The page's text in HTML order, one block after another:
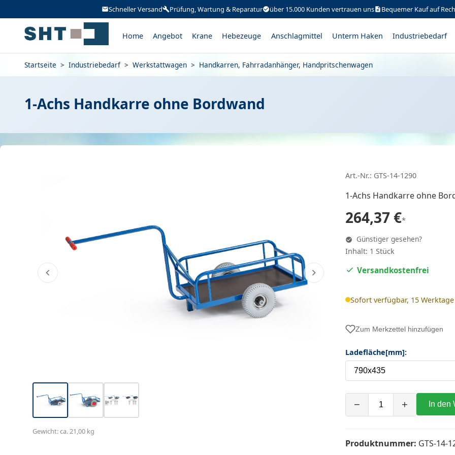
Schneller Versand Prüfung, Wartung & Reparatur über 15.000 Kunden vertrauen uns Bequemer Kauf auf
Home Angebot Krane Hebezeuge Anschlagmittel Unterm Haken Industriebedarf
Startseite > Industriebedarf > Werkstattwagen > Handkarren, Fahrradanhänger, Handpritschenwagen
1-Achs Handkarre ohne Bordwand
Gewicht: ca. 21,00 kg
Art.-Nr.: GTS-14-1290
1-Achs Handkarre ohne
264,37 €*
Günstiger gesehen?
Inhalt: 1 Stück
Versandkostenfrei
Sofort verfügbar, 15 Werktage
Zum Merkzettel hinzufügen
Ladefläche[mm]:
− + In den
Produktnummer: GTS-14-